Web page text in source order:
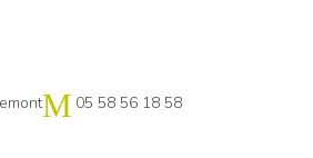
basque05 58 56 18 58